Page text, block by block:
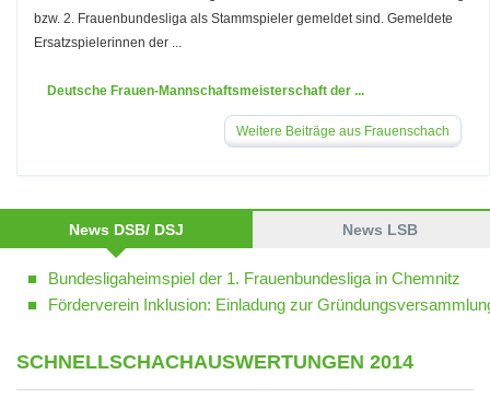
bzw. 2. Frauenbundesliga als Stammspieler gemeldet sind. Gemeldete
Ersatzspielerinnen der ...
Deutsche Frauen-Mannschaftsmeisterschaft der ...
Weitere Beiträge aus Frauenschach
News DSB/ DSJ News LSB
Bundesligaheimspiel der 1. Frauenbundesliga in Chemnitz
Förderverein Inklusion: Einladung zur
SCHNELLSCHACHAUSWERTUNGEN 2014